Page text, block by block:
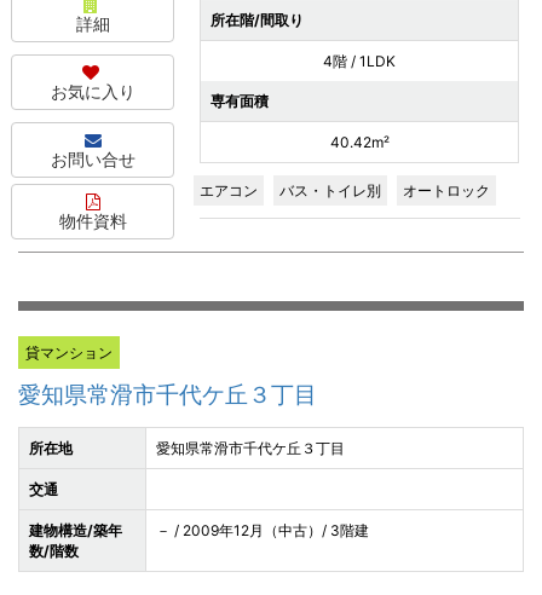
詳細
お気に入り
お問い合せ
物件資料
所在階/間取り
4階 / 1LDK
専有面積
40.42m²
エアコン バス・トイレ別 オートロック
貸マンション
愛知県常滑市千代ケ丘３丁目
所在地 愛知県常滑市千代ケ丘３丁目
交通
建物構造/築年
数/階数
－ / 2009年12月（中古）/ 3階建